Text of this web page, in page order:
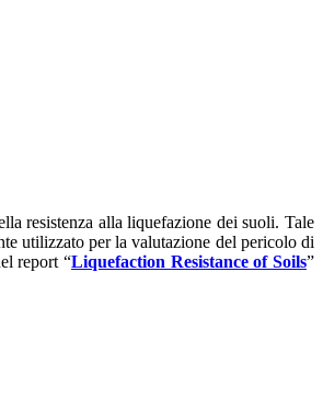
resistenza alla liquefazione dei suoli. Tale
utilizzato per la valutazione del pericolo di
report “Liquefaction Resistance of Soils”